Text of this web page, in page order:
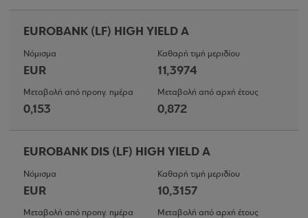
EUROBANK (LF) HIGH YIELD A
Νόμισμα
EUR
Καθαρή τιμή μεριδίου
11,3974
Μεταβολή από προηγ. ημέρα
0,153
Μεταβολή από αρχή έτους
0,872
EUROBANK DIS (LF) HIGH YIELD A
Νόμισμα
EUR
Καθαρή τιμή μεριδίου
10,3157
Μεταβολή από προηγ. ημέρα Μεταβολή από αρχή έτους